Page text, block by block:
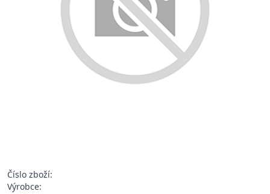
Číslo zboží:
Výrobce: